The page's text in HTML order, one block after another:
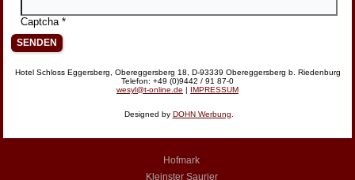
Captcha*
SENDEN
Hotel Schloss Eggersberg, Obereggersberg 18, D-93339 Obereggersberg b. Riedenburg
Telefon: +49 (0)9442 / 91 87-0
wesyl@t-online.de | IMPRESSUM
Designed by DOHN Werbung.
Hofmark
Kleinster Saurier